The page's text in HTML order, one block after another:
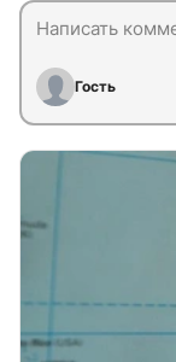
Гость